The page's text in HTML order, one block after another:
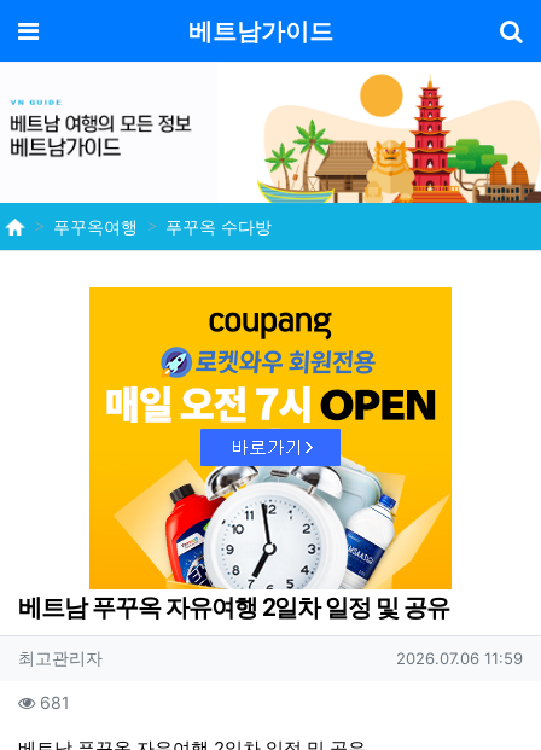
메뉴 베트남가이드
푸꾸옥여행 푸꾸옥 수다방
베트남 푸꾸옥 자유여행 2일차 일정 및 공유
작성자 정보
최고관리자작성 작성일
2026.07.06 11:59
컨텐츠 정보
681